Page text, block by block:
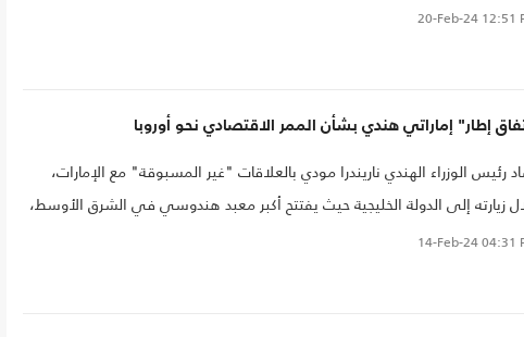
أرقام نشرتها الثلاثاء جمعية مصنّعي السيارات الأوروبية..
20-Feb-24 12:51
إطار" إماراتي هندي بشأن الممر الاقتصادي نحو أوروبا
رئيس الوزراء الهندي ناريندرا مودي بالعلاقات "غير المسبوقة" مع الإمارات،
زيارته إلى الدولة الخليجية حيث يفتتح أكبر معبد هندوسي في الشرق الأوسط،
اتفق الطرفان على العمل المشترك بشأن الطريق البري الواصل من الهند إلى
14-Feb-2404:31